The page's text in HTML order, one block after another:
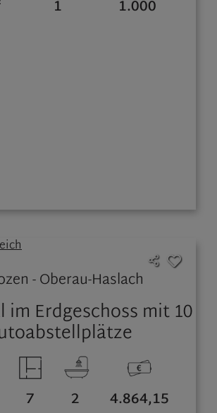
1 1.000
- Oberau-Haslach
im Erdgeschoss mit 10
7 2 4.864,15